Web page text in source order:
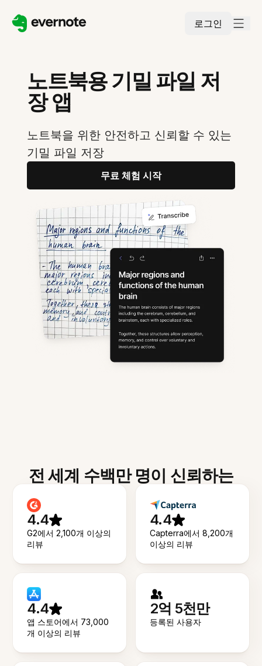
로그인
노트북용 기밀 파일 저
장 앱
노트북을 위한 안전하고 신뢰할 수 있는
기밀 파일 저장
무료 체험 시작
전 세계 수백만 명이 신뢰하는
4.4
G2에서 2,100개 이상의
리뷰
4.4
Capterra에서 8,200개
이상의 리뷰
4.4
앱 스토어에서 73,000
개 이상의 리뷰
2억 5천만
등록된 사용자